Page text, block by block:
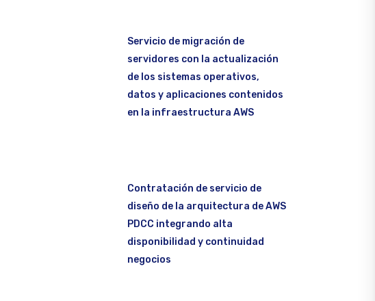
Servicio de migración de
servidores con la actualización
de los sistemas operativos,
datos y aplicaciones contenidos
en la infraestructura AWS
Contratación de servicio de
diseño de la arquitectura de AWS
PDCC integrando alta
disponibilidad y continuidad
negocios